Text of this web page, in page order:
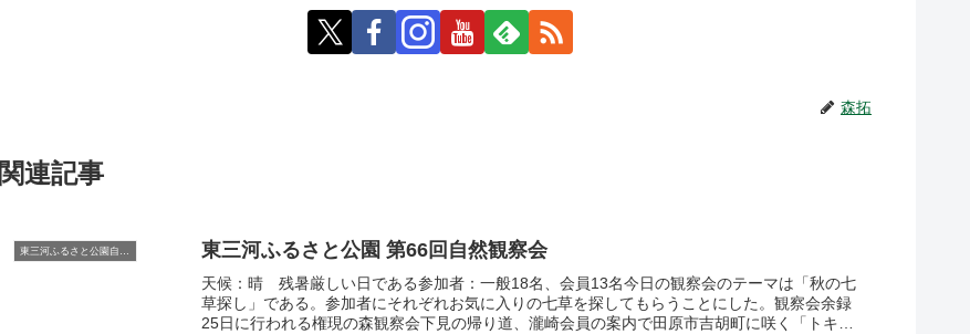
森拓
関連記事
東三河ふるさと公園 第66回自然観察会
天候：晴 残暑厳しい日である参加者：一般18名、会員13名今日の観察会のテーマは「秋の七
草探し」である。参加者にそれぞれお気に入りの七草を探してもらうことにした。観察会余録
25日に行われる権現の森観察会下見の帰り道、瀧崎会員の案内で田原市吉胡町に咲く「トキイ